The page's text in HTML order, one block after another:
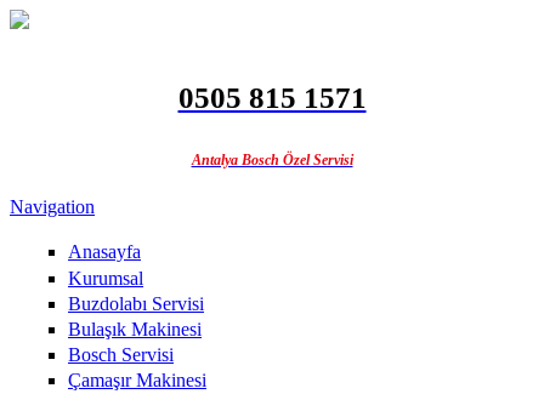
Ana içeriğe atla
0505 815 1571
Antalya Bosch Özel Servisi
Navigation
Anasayfa
Kurumsal
Buzdolabı Servisi
Bulaşık Makinesi
Bosch Servisi
Çamaşır Makinesi